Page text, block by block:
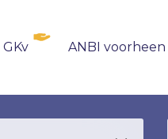
ANBI voorheen